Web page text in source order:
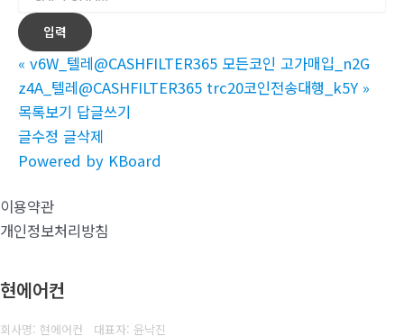
« v6W_텔레@CASHFILTER365 모든코인 고가매입_n2G
z4A_텔레@CASHFILTER365 trc20코인전송대행_k5Y »
목록보기 답글쓰기
글수정 글삭제
Powered by KBoard
이용약관
개인정보처리방침
현에어컨
회사명: 현에어컨 대표자: 윤낙진